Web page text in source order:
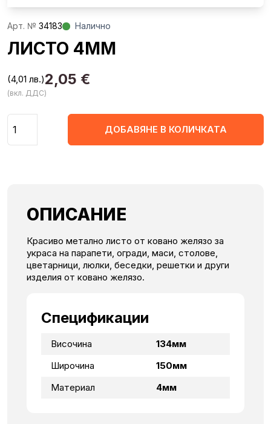
Aрт. № 34183 Налично
ЛИСТО 4ММ
2,05 €
(4,01 лв.)
(вкл. ДДС)
ДОБАВЯНЕ В КОЛИЧКАТА
ОПИСАНИЕ
Красиво метално листо от ковано желязо за
украса на парапети, огради, маси, столове,
цветарници, люлки, беседки, решетки и други
изделия от ковано желязо.
Спецификации
Височина
134мм
Широчина
150мм
Материал
4мм